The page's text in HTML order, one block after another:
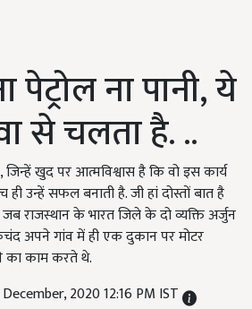
पेट्रोल ना पानी, ये
से चलता है. ..
खुद पर आत्मविश्वास है कि वो इस कार्य
उन्हें सफल बनाती है. जी हां दोस्तों बात है
राजस्थान के भारत जिले के दो व्यक्ति अर्जुन
अपने गांव में ही एक दुकान पर मोटर
का काम करते थे.
2020 12:16 PM IST